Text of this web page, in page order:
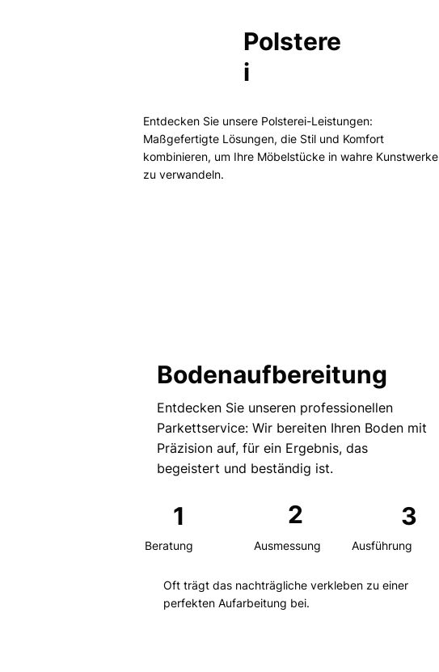
Polstere
i
Entdecken Sie unsere Polsterei-Leistungen:
Maßgefertigte Lösungen, die Stil und Komfort
kombinieren, um Ihre Möbelstücke in wahre Kunstwerke
zu verwandeln.
Bodenaufbereitung
Entdecken Sie unseren professionellen
Parkettservice: Wir bereiten Ihren Boden mit
Präzision auf, für ein Ergebnis, das
begeistert und beständig ist.
1
Beratung
2
Ausmessung Ausführung
3
Oft trägt das nachträgliche verkleben zu einer
perfekten Aufarbeitung bei.